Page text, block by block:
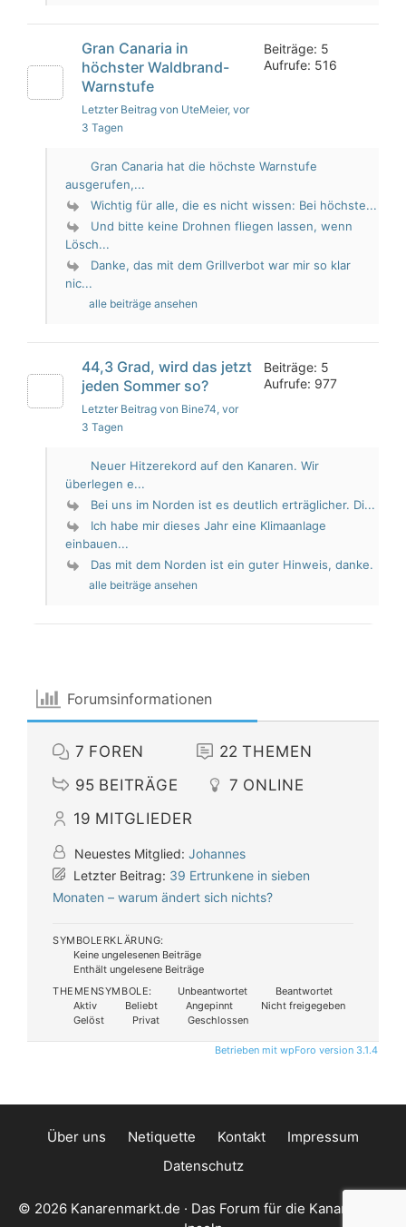
Gran Canaria in
höchster Waldbrand-
Warnstufe
Letzter Beitrag von UteMeier, vor
3 Tagen
Beiträge: 5
Aufrufe: 516
Gran Canaria hat die höchste Warnstufe
ausgerufen,...
Wichtig für alle, die es nicht wissen: Bei höchste...
Und bitte keine Drohnen fliegen lassen, wenn
Lösch...
Danke, das mit dem Grillverbot war mir so klar
nic...
alle beiträge ansehen
44,3 Grad, wird das jetzt
jeden Sommer so?
Letzter Beitrag von Bine74, vor
3 Tagen
Beiträge: 5
Aufrufe: 977
Neuer Hitzerekord auf den Kanaren. Wir
überlegen e...
Bei uns im Norden ist es deutlich erträglicher. Di...
Ich habe mir dieses Jahr eine Klimaanlage
einbauen...
Das mit dem Norden ist ein guter Hinweis, danke.
alle beiträge ansehen
Forumsinformationen
7 FOREN 22 THEMEN
95 BEITRÄGE 7 ONLINE
19 MITGLIEDER
Neuestes Mitglied: Johannes
Letzter Beitrag: 39 Ertrunkene in sieben
Monaten – warum ändert sich nichts?
SYMBOLERKLÄRUNG:
Keine ungelesenen Beiträge
Enthält ungelesene Beiträge
THEMENSYMBOLE:
Unbeantwortet
Beantwortet
Aktiv
Beliebt Angepinnt
Nicht freigegeben
Gelöst
Privat Geschlossen
Betrieben mit wpForo version 3.1.4
Über uns Netiquette Kontakt
Impressum
Datenschutz
© 2026 Kanarenmarkt.de · Das Forum für die Kanarischen